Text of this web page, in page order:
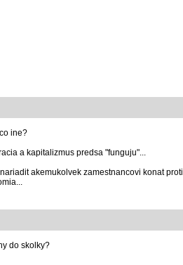
ine?
a kapitalizmus predsa "funguju"...
akemukolvek zamestnancovi konat proti
do skolky?